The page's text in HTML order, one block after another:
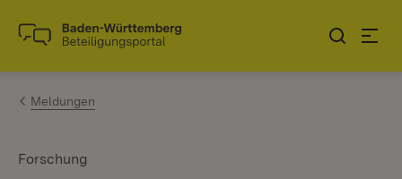
Zum Inhalt springen
Link zur Startseite
Meldungen
Forschung